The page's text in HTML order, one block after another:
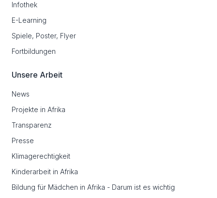
Infothek
E-Learning
Spiele, Poster, Flyer
Fortbildungen
Unsere Arbeit
News
Projekte in Afrika
Transparenz
Presse
Klimagerechtigkeit
Kinderarbeit in Afrika
Bildung für Mädchen in Afrika - Darum ist es wichtig